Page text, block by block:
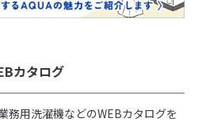
カタログ
務用洗濯機などのWEBカタログを